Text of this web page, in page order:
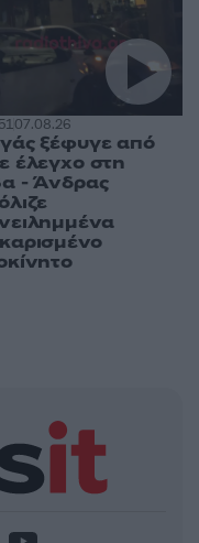
07.08.26
ξέφυγε από
έλεγχο στη
- Άνδρας